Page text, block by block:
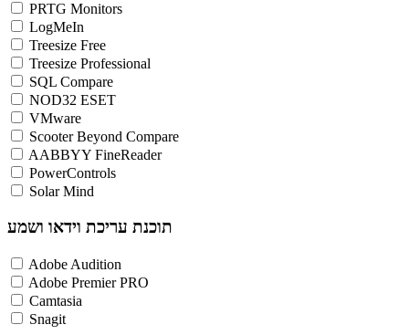
PRTG Monitors
LogMeIn
Treesize Free
Treesize Professional
SQL Compare
NOD32 ESET
VMware
Scooter Beyond Compare
AABBYY FineReader
PowerControls
Solar Mind
תוכנת עריכת וידאו ושמע
Adobe Audition
Adobe Premier PRO
Camtasia
Snagit